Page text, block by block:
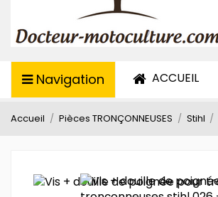
Navigation ACCUEIL
Accueil Pièces TRONÇONNEUSES Stihl